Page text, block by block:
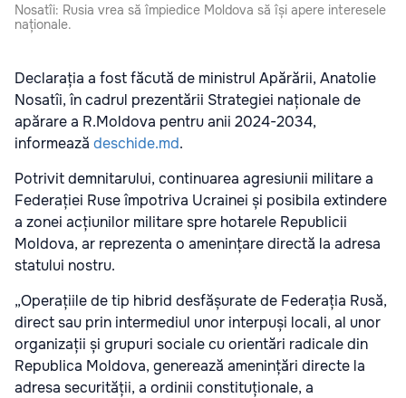
Nosatîi: Rusia vrea să împiedice Moldova să își apere interesele
naționale.
Declarația a fost făcută de ministrul Apărării, Anatolie
Nosatîi, în cadrul prezentării Strategiei naționale de
apărare a R.Moldova pentru anii 2024-2034,
informează deschide.md.
Potrivit demnitarului, continuarea agresiunii militare a
Federației Ruse împotriva Ucrainei și posibila extindere
a zonei acțiunilor militare spre hotarele Republicii
Moldova, ar reprezenta o amenințare directă la adresa
statului nostru.
„Operațiile de tip hibrid desfășurate de Federația Rusă,
direct sau prin intermediul unor interpuși locali, al unor
organizații și grupuri sociale cu orientări radicale din
Republica Moldova, generează amenințări directe la
adresa securității, a ordinii constituționale, a